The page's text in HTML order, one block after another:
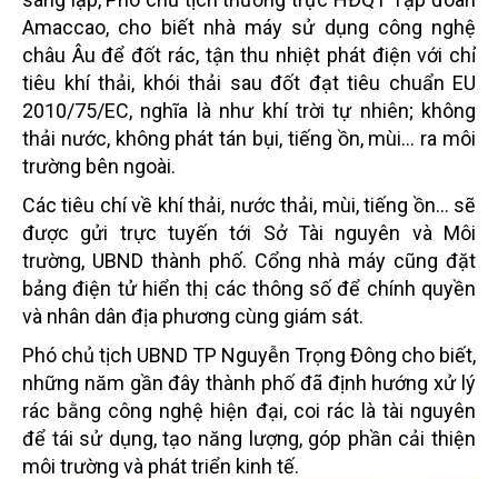
Amaccao, cho biết nhà máy sử dụng công nghệ
châu Âu để đốt rác, tận thu nhiệt phát điện với chỉ
tiêu khí thải, khói thải sau đốt đạt tiêu chuẩn EU
2010/75/EC, nghĩa là như khí trời tự nhiên; không
thải nước, không phát tán bụi, tiếng ồn, mùi... ra môi
trường bên ngoài.
Các tiêu chí về khí thải, nước thải, mùi, tiếng ồn... sẽ
được gửi trực tuyến tới Sở Tài nguyên và Môi
trường, UBND thành phố. Cổng nhà máy cũng đặt
bảng điện tử hiển thị các thông số để chính quyền
và nhân dân địa phương cùng giám sát.
Phó chủ tịch UBND TP Nguyễn Trọng Đông cho biết,
những năm gần đây thành phố đã định hướng xử lý
rác bằng công nghệ hiện đại, coi rác là tài nguyên
để tái sử dụng, tạo năng lượng, góp phần cải thiện
môi trường và phát triển kinh tế.